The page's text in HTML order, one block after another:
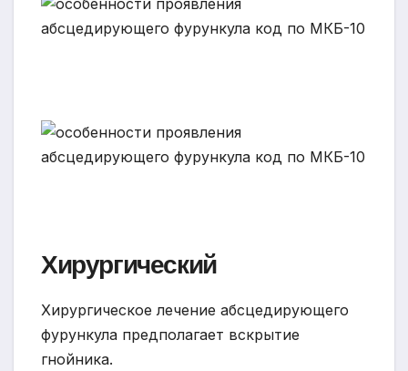
Хирургический
Хирургическое лечение абсцедирующего
фурункула предполагает вскрытие
гнойника.